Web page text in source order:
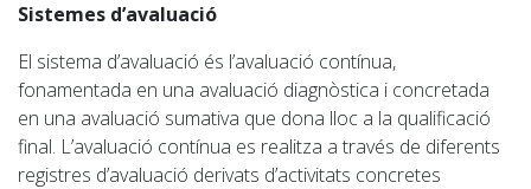
Sistemes d’avaluació
El sistema d’avaluació és l’avaluació contínua,
fonamentada en una avaluació diagnòstica i concretada
en una avaluació sumativa que dona lloc a la qualificació
final. L’avaluació contínua es realitza a través de diferents
registres d’avaluació derivats d’activitats concretes